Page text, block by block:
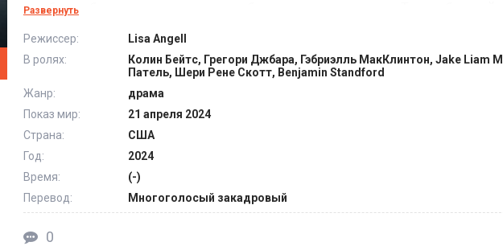
ошибки, побороть давние страхи и забыть горькие сожаления. Тяжелобольной
со студии присылают новые сценарии, но текстовая работа полностью
составителя черновиков. @Filmix.fan
Развернуть
Режиссер:
Lisa Angell
В ролях:
Колин Бейтс, Грегори Джбара, Гэбриэлль МакКлинтон, Jake Liam
Патель, Шери Рене Скотт, Benjamin Standford
Жанр:
драма
Показ мир:
21 апреля 2024
Страна:
США
Год:
2024
Время:
(-)
Перевод:
Многоголосый закадровый
0